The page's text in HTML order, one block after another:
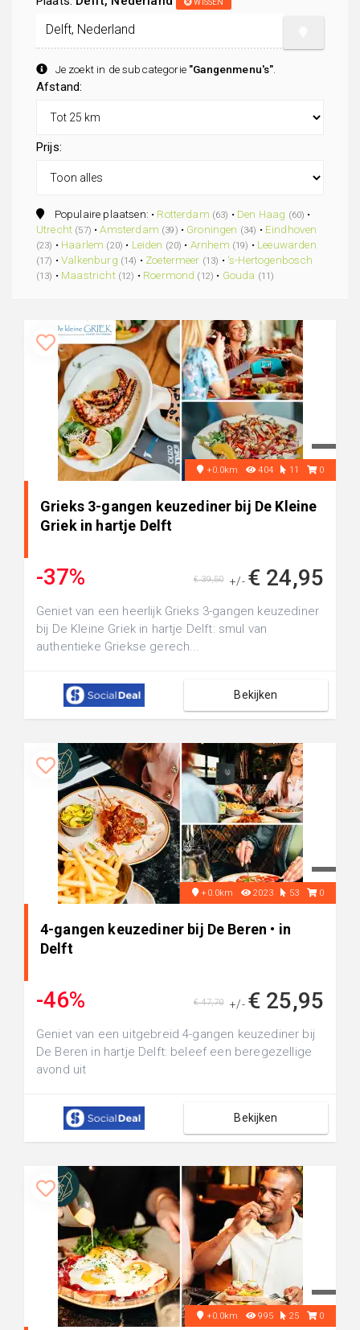
Je zoekt in de subcategorie "Gangenmenu's"
Afstand:
Prijs:
Populaire plaatsen: • Rotterdam (63) • Den Haag (60) •
Utrecht (57) •Amsterdam (39) • Groningen (34) • Eindhoven
(23) • Haarlem (20) • Leiden (20) • Arnhem (19) • Leeuwarden
(17) •Valkenburg (14) • Zoetermeer (13) • 's-Hertogenbosch
(13) • Maastricht (12) • Roermond (12) • Gouda (11)
+0.0km 404 11 0
Grieks 3-gangen keuzediner bij De Kleine
Griek in hartje Delft
-37% +/- € 24,95
€ 39,50
Geniet van een heerlijk Grieks 3-gangen keuzediner
bij De Kleine Griek in hartje Delft: smul van
authentieke Griekse gerech...
Bekijken
+0.0km 2023 53 0
4-gangen keuzediner bij De Beren • in
Delft
-46% +/- € 25,95
€ 47,70
Geniet van een uitgebreid 4-gangen keuzediner bij
De Beren in hartje Delft: beleef een beregezellige
avond uit
Bekijken
+0.0km 995 25 0